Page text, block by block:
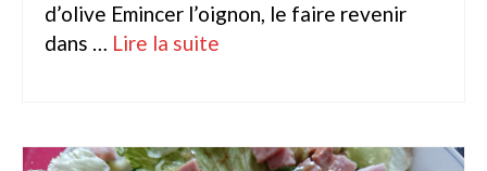
Bulbes – Graines fleurs
Tulipes
d’olive Emincer l’oignon, le faire revenir
dans … Lire la suite­­